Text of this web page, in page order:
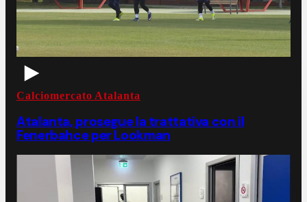
Calciomercato Atalanta
Atalanta, prosegue la trattativa con il
Fenerbahce per Lookman